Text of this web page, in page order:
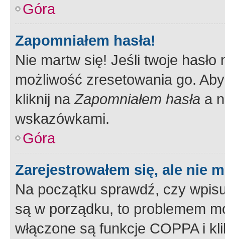
Góra
Zapomniałem hasła!
Nie martw się! Jeśli twoje
możliwość zresetowania go.
kliknij naZapomniałem hasła a
wskazówkami.
Góra
Zarejestrowałem się, ale nie
Na początku sprawdź, czy
są w porządku, to problemem
włączone są funkcje COPPA i